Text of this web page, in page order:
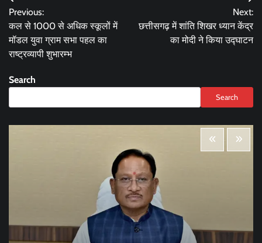
navigation
Previous:
कल से 1000 से अधिक स्कूलों में
मॉडल युवा ग्राम सभा पहल का
राष्ट्रव्यापी शुभारम्भ
Next:
छत्तीसगढ़ में शांति शिखर ध्यान केंद्र
का मोदी ने किया उद्घाटन
Search
Search